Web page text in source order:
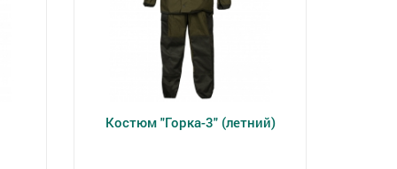
Костюм "Горка-3" (летний)